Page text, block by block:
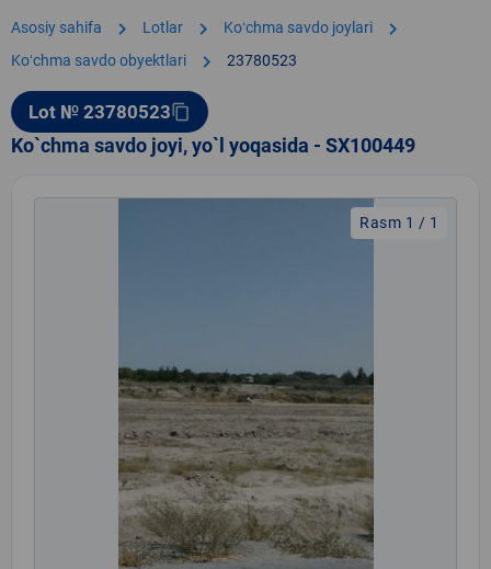
Asosiy sahifa chevron_right Lotlar chevron_right Koʻchma savdo joylari chevron_right
Koʻchma savdo obyektlari chevron_right 23780523
Lot № 23780523content_copy
Ko`chma savdo joyi, yo`l yoqasida - SX100449
Rasm 1 / 1